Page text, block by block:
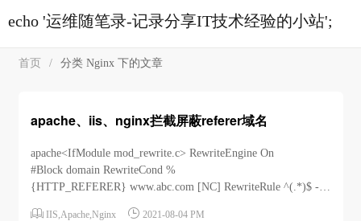
echo '运维随笔录-记录分享IT技术经验的小站';
首页 / 分类 Nginx 下的文章
apache、iis、nginx拦截屏蔽referer域名
apache<IfModule mod_rewrite.c> RewriteEngine On
#Block domain RewriteCond %
{HTTP_REFERER} www.abc.com [NC] RewriteRule ^(.*)$ -
 IIS Apache, Nginx  2021-08-04 PM